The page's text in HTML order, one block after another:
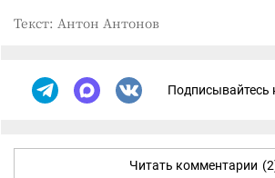
Текст: Антон Антонов
Читать комментарии